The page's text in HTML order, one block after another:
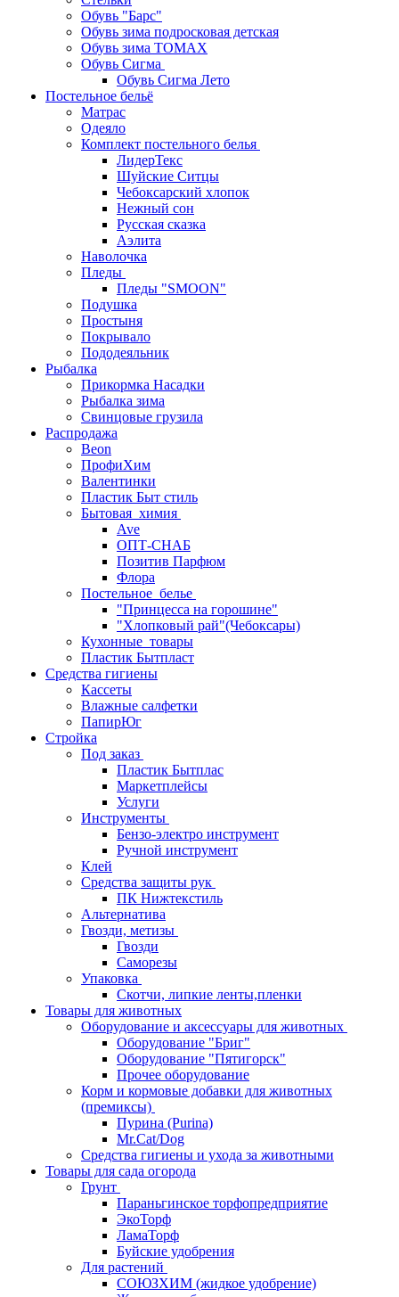
Обувь "Барс"
Обувь зима подросковая детская
Обувь зима ТОМАХ
Обувь Сигма
Обувь Сигма Лето
Постельное бельё
Матрас
Одеяло
Комплект постельного белья
ЛидерТекс
Шуйские Ситцы
Чебоксарский хлопок
Нежный сон
Русская сказка
Аэлита
Наволочка
Пледы
Пледы "SMOON"
Подушка
Простыня
Покрывало
Пододеяльник
Рыбалка
Прикормка Насадки
Рыбалка зима
Свинцовые грузила
Распродажа
Beon
ПрофиХим
Валентинки
Пластик Быт стиль
Бытовая_химия
Ave
ОПТ-СНАБ
Позитив Парфюм
Флора
Постельное_белье
"Принцесса на горошине"
"Хлопковый рай"(Чебоксары)
Кухонные_товары
Пластик Бытпласт
Средства гигиены
Кассеты
Влажные салфетки
ПапирЮг
Стройка
Под заказ
Пластик Бытплас
Маркетплейсы
Услуги
Инструменты
Бензо-электро инструмент
Ручной инструмент
Клей
Средства защиты рук
ПК Нижтекстиль
Альтернатива
Гвозди, метизы
Гвозди
Саморезы
Упаковка
Скотчи, липкие ленты,пленки
Товары для животных
Оборудование и аксессуары для животных
Оборудование "Бриг"
Оборудование "Пятигорск"
Прочее оборудование
Корм и кормовые добавки для животных
(премиксы)
Пурина (Purina)
Mr.Cat/Dog
Средства гигиены и ухода за животными
Товары для сада огорода
Грунт
Параньгинское торфопредприятие
ЭкоТорф
ЛамаТорф
Буйские удобрения
Для растений
СОЮЗХИМ (жидкое удобрение)